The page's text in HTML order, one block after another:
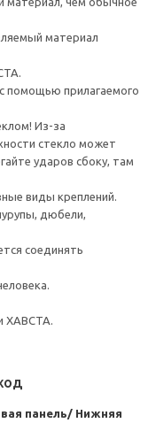
материал
помощью прилагаемого
Из-за
стекло может
ударов сбоку, там
виды креплений.
дюбели,
соединять
ХАВСТА.
панель/ Нижняя